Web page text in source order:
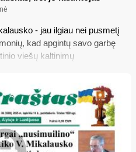
- jau ilgiau nei pusmetį
kad apgintų savo garbę
viešų kaltinimų
savivaldybės Etikos
tuo tarpu buvęs V.
į Konstitucinį Teismą su
piliečiui ir pedofilo aukai“,
tokios galimybės neturi vien